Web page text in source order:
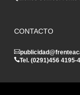
CONTACTO
Tel. (0291)456 4195-